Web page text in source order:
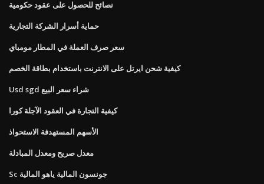
نصائح للحصول على عقود حكومية
حماية أسرار الشركة التجارية
سعر صرف العملة في المطار مومباي
كيفية شحن ايرتل على الانترنت باستخدام بطاقة الخصم
Usd sgd شراء سعر البيع
كيفية التجارة في العقود الآجلة كورا
الأسهم المستهدفة الاستحواذ
معدل صريح ومعدل المبادلة
Sc جونسون المالية ياهو المالية